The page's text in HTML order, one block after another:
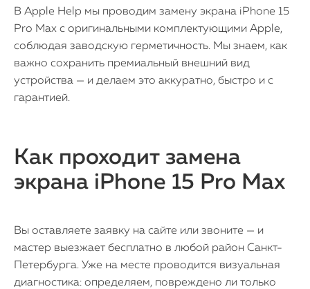
В Apple Help мы проводим замену экрана iPhone 15
Pro Max с оригинальными комплектующими Apple,
соблюдая заводскую герметичность. Мы знаем, как
важно сохранить премиальный внешний вид
устройства — и делаем это аккуратно, быстро и с
гарантией.
Как проходит замена
экрана iPhone 15 Pro Max
Вы оставляете заявку на сайте или звоните — и
мастер выезжает бесплатно в любой район Санкт-
Петербурга. Уже на месте проводится визуальная
диагностика: определяем, повреждено ли только